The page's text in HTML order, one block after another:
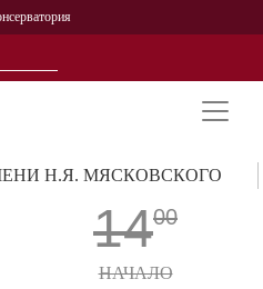
Персоналии
История
Н.Я. МЯСКОВСКОГО
1400
НАЧАЛО